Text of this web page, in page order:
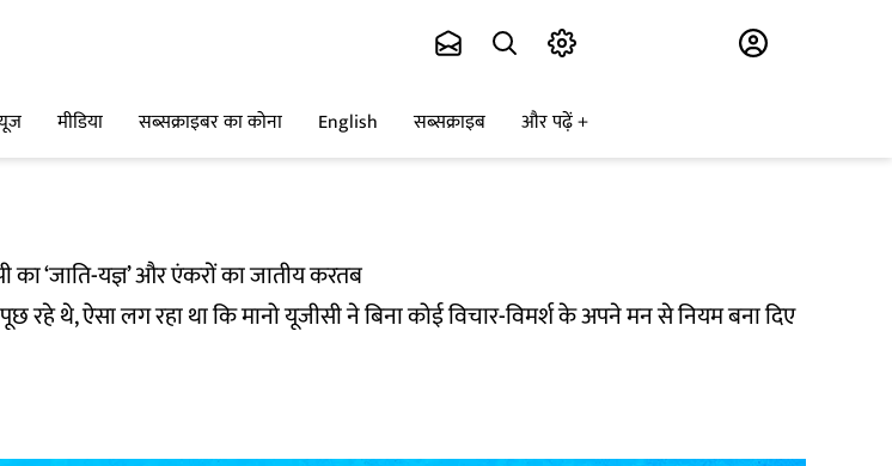
मीडिया सब्सक्राइबर का कोना English सब्सक्राइब और पढ़ें
का ‘जाति-यज्ञ’ और एंकरों का जातीय करतब
थे, ऐसा लग रहा था कि मानो यूजीसी ने बिना कोई विचार-विमर्श के अपने मन से नियम बना दिए